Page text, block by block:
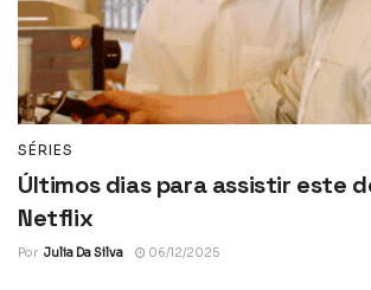
SÉRIES
Últimos dias para assistir este
Netflix
Por Julia Da Silva 06/12/2025